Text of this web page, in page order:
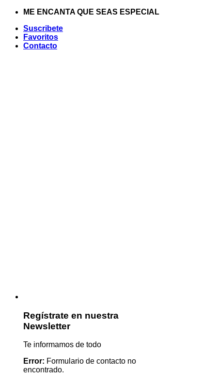
Saltar
contenido
ME ENCANTA QUE SEAS ESPECIAL
Suscribete
Favoritos
Contacto
Regístrate en nuestra
Newsletter
Te informamos de todo
Error: Formulario de contacto no
encontrado.